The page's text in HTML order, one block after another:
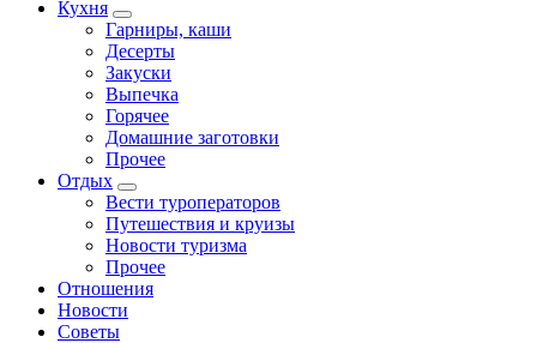
Кухня
Гарниры, каши
Десерты
Закуски
Выпечка
Горячее
Домашние заготовки
Прочее
Отдых
Вести туроператоров
Путешествия и круизы
Новости туризма
Прочее
Отношения
Новости
Советы